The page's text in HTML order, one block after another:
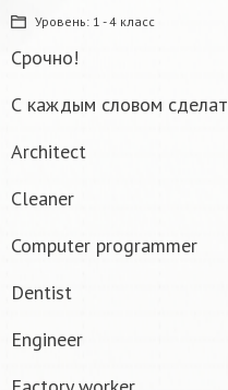
Уровень: 1 - 4 класс
Срочно!
С каждым словом
Architect
Cleaner
Computer programmer
Dentist
Engineer